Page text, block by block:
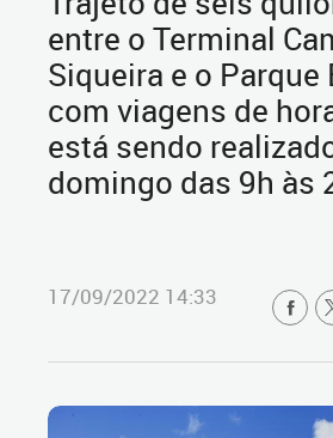
entre o Terminal
Siqueira e o Parque
com viagens de
está sendo
domingo das 9h às
17/09/2022 14:33